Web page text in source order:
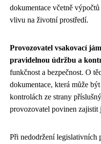
dokumentace včetně
vlivu na životní prostředí.
Provozovatel vsakovací
pravidelnou údržbu a
funkčnost a bezpečnost. O
dokumentace, která může
kontrolách ze strany
provozovatel povinen zajistit
Při nedodržení legislativních